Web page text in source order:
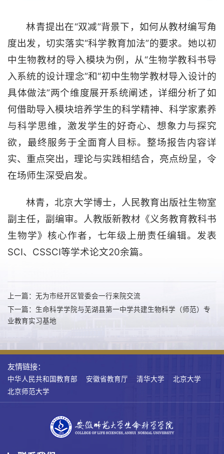
林青提出在“双减”背景下，如何从教材编写角
度出发，切实落实“科学教育加法”的要求。她以初
中生物教材的导入模块为例，从“生物学教科书导
入系统的设计理念”和“初中生物学教材导入设计的
具体做法”两个维度展开系统阐述，详细分析了如
何借助导入模块培养学生的科学精神、科学家素养
与科学思维，激发学生的好奇心、想象力与探究
欲，最终服务于全面育人目标。整场报告内容详
实、重点突出，理论与实践相结合，亮点纷呈，令
在场师生深受启发。
林青，北京大学博士，人民教育出版社生物室
副主任，副编审。人教版新教材《义务教育教科书
生物学》核心作者，七年级上册责任编辑。发表
SCI、CSSCI等学术论文20余篇。
上一篇：无为市经开区管委会一行来院交流
下一篇：生命科学学院与芜湖县第一中学共建生物科学（师范）专
业教育实习基地
友情链接：
中华人民共和国教育部 安徽省教育厅 清华大学
北京大学
北京师范大学